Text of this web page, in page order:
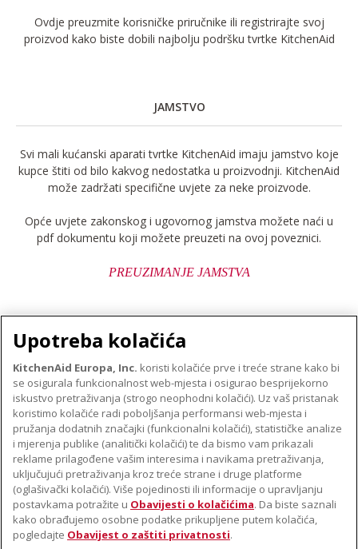
Ovdje preuzmite korisničke priručnike ili registrirajte svoj
proizvod kako biste dobili najbolju podršku tvrtke KitchenAid
JAMSTVO
Svi mali kućanski aparati tvrtke KitchenAid imaju jamstvo koje
kupce štiti od bilo kakvog nedostatka u proizvodnji. KitchenAid
može zadržati specifične uvjete za neke proizvode.
Opće uvjete zakonskog i ugovornog jamstva možete naći u
pdf dokumentu koji možete preuzeti na ovoj poveznici.
PREUZIMANJE JAMSTVA
O TVRTKI KITCHENAID
Robna marka
Povijest
ODR
PODRŠKA
Pronađi trgovinu
Jamstvo i dokumenti
PRATITE NAS
Upotreba kolačića
KitchenAid Europa, Inc. koristi kolačiće prve i treće strane kako bi
se osigurala funkcionalnost web-mjesta i osigurao besprijekorno
iskustvo pretraživanja (strogo neophodni kolačići). Uz vaš pristanak
koristimo kolačiće radi poboljšanja performansi web-mjesta i
pružanja dodatnih značajki (funkcionalni kolačići), statističke analize
i mjerenja publike (analitički kolačići) te da bismo vam prikazali
reklame prilagođene vašim interesima i navikama pretraživanja,
uključujući pretraživanja kroz treće strane i druge platforme
(oglašivački kolačići). Više pojedinosti ili informacije o upravljanju
postavkama potražite u Obavijesti o kolačićima. Da biste saznali
kako obrađujemo osobne podatke prikupljene putem kolačića,
pogledajte Obavijest o zaštiti privatnosti.